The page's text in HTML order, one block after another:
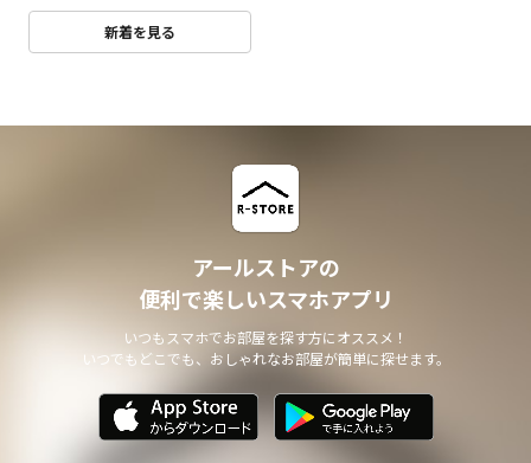
新着を見る
アールストアの
便利で楽しいスマホアプリ
いつもスマホでお部屋を探す方にオススメ！
いつでもどこでも、おしゃれなお部屋が簡単に探せます。